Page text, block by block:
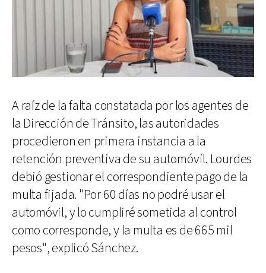
A raíz de la falta constatada por los agentes de
la Dirección de Tránsito, las autoridades
procedieron en primera instancia a la
retención preventiva de su automóvil. Lourdes
debió gestionar el correspondiente pago de la
multa fijada. "Por 60 días no podré usar el
automóvil, y lo cumpliré sometida al control
como corresponde, y la multa es de 665 mil
pesos", explicó Sánchez.